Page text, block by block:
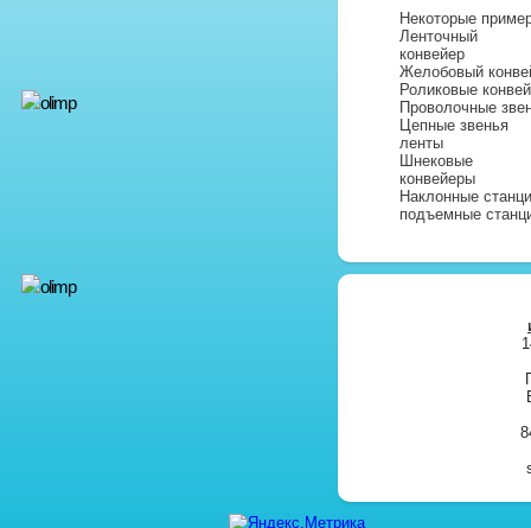
Некоторые
Ленточный
конвейер
Желобовый
Роликовые
Проволочные
Цепные звенья
ленты
Шнековые
конвейеры
Наклонные
подъемные